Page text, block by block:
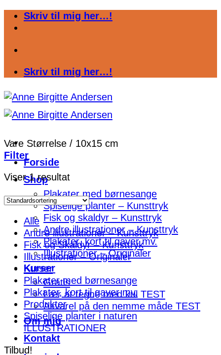
FortsætSkriv til mig her…!
Skriv til mig her…!
Forside
Shop
Plakater med børnesange
Spiselige planter – Kunsttryk
Fisk og skaldyr – Kunsttryk
Andre illustrationer – Kunsttryk
Plakater, kort til gaver mv.
Illustrationer – Originaler
Kurser
Gratis
Lær at tegne med kul TEST
Akvarel på den nemme måde TEST
Om mig
Kontakt
Vare Størrelse / 10x15 cm
Filter
Viser 1 resultat
Alle
Andre illustrationer – Kunsttryk
Fisk og Skaldyr – Kunsttryk
Illustrationer – Originaler
Kurser
Plakater med børnesange
Plakater, kort til gaver mv.
Produkter
Spiselige planter i naturen
ILLUSTRATIONER
Tilbud!